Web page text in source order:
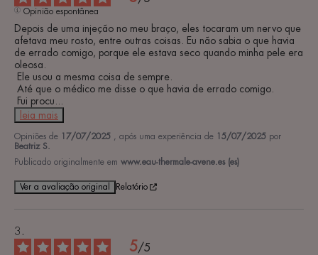
Opinião espontânea
Depois de uma injeção no meu braço, eles tocaram um nervo que
afetava meu rosto, entre outras coisas. Eu não sabia o que havia
de errado comigo, porque ele estava seco quando minha pele era
oleosa.
Fui procu
leia mais
Opiniões de 17/07/2025 , após uma experiência de 15/07/2025 por
Beatriz S.
Publicado originalmente em www.eau-thermale-avene.es (es)
Ver a avaliação original Relatório
5/5